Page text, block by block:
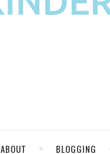
ABOUT BLOGGING